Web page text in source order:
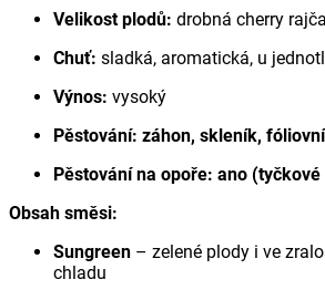
Velikost plodů: drobná cherry
Chuť: sladká, aromatická, u
Výnos: vysoký
Pěstování: záhon, skleník,
Pěstování na opoře: ano (tyčkové
Obsah směsi:
Sungreen – zelené plody i ve
chladu